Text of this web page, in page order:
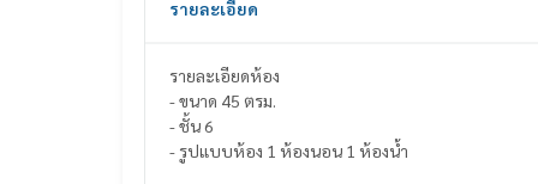
รายละเอียด
รายละเอียดห้อง
- ขนาด 45 ตรม.
- ชั้น 6
- รูปแบบห้อง 1 ห้องนอน 1 ห้องน้ำ